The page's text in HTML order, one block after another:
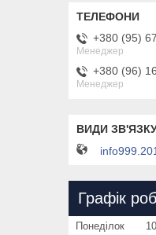
+380 (95)
Менеджер
+380 (96)
Менеджер
Графік
Понеділок